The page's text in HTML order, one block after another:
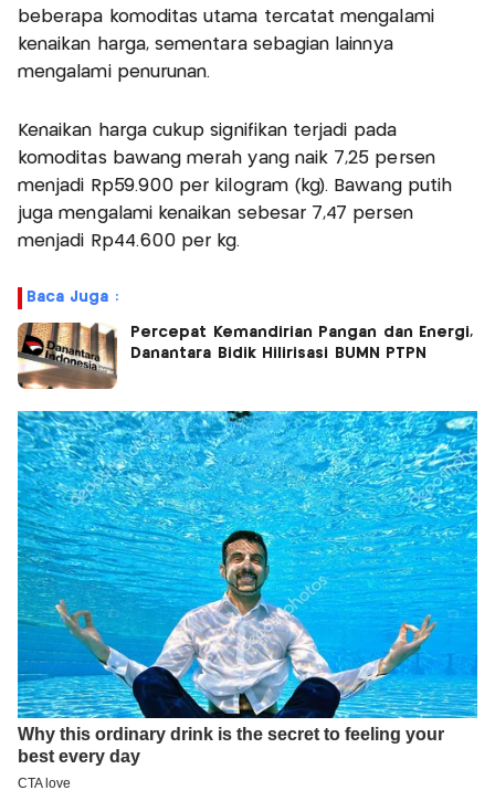
beberapa komoditas utama tercatat mengalami
kenaikan harga, sementara sebagian lainnya
mengalami penurunan.
Kenaikan harga cukup signifikan terjadi pada
komoditas bawang merah yang naik 7,25 persen
menjadi Rp59.900 per kilogram (kg). Bawang putih
juga mengalami kenaikan sebesar 7,47 persen
menjadi Rp44.600 per kg.
Baca Juga :
Percepat Kemandirian Pangan dan Energi,
Danantara Bidik Hilirisasi BUMN PTPN